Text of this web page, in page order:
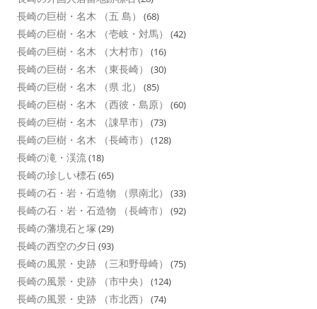
長崎の巨樹・名木 （五 島） (68)
長崎の巨樹・名木 （壱岐・対馬） (42)
長崎の巨樹・名木 （大村市） (16)
長崎の巨樹・名木 （東長崎） (30)
長崎の巨樹・名木 （県 北） (85)
長崎の巨樹・名木 （西彼・島原） (60)
長崎の巨樹・名木 （諌早市） (73)
長崎の巨樹・名木 （長崎市） (128)
長崎の滝・渓流(18)
長崎の珍しい標石(65)
長崎の石・岩・石造物 （県南北） (33)
長崎の石・岩・石造物 （長崎市） (92)
長崎の藩境石と塚 (29)
長崎の西空の夕日 (93)
長崎の風景・史跡 （三和野母崎） (75)
長崎の風景・史跡 （市中央） (124)
長崎の風景・史跡 （市北西） (74)